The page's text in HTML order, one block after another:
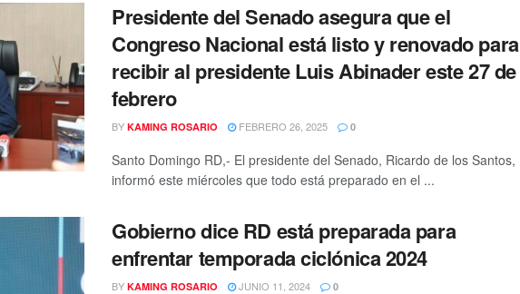
Presidente del Senado asegura que el
Congreso Nacional está listo y renovado para
recibir al presidente Luis Abinader este 27 de
febrero
BY KAMING ROSARIO FEBRERO 26, 2025 0
Santo Domingo RD,- El presidente del Senado, Ricardo de los Santos,
informó este miércoles que todo está preparado en el ...
Gobierno dice RD está preparada para
enfrentar temporada ciclónica 2024
BY KAMING ROSARIO JUNIO 11, 2024 0